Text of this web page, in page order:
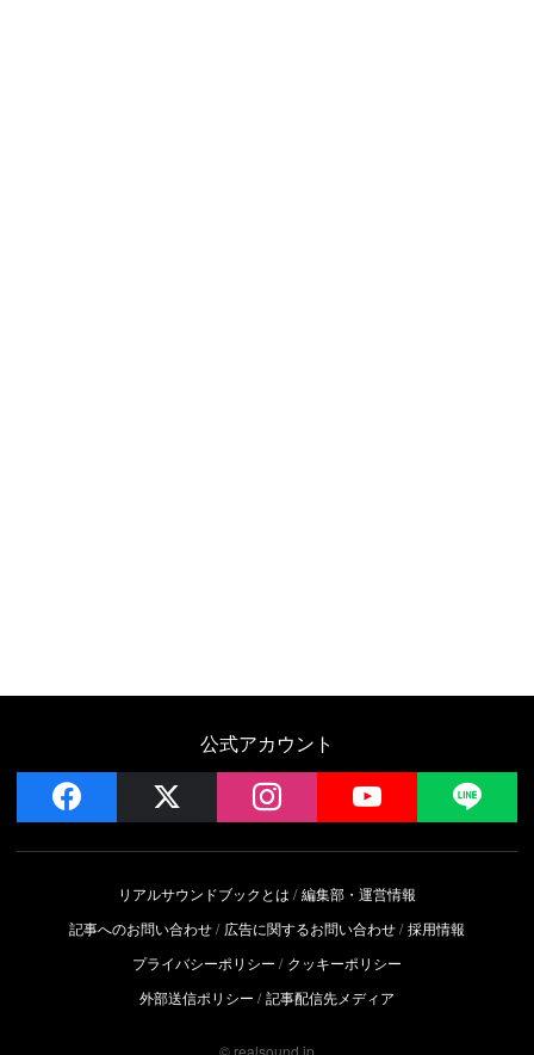
公式アカウント
facebook instagram YouTube
リアルサウンドブックとは
編集部・運営情報
記事へのお問い合わせ
広告に関するお問い合わせ 採用情報
プライバシーポリシー
クッキーポリシー
外部送信ポリシー
記事配信先メディア
© realsound.jp